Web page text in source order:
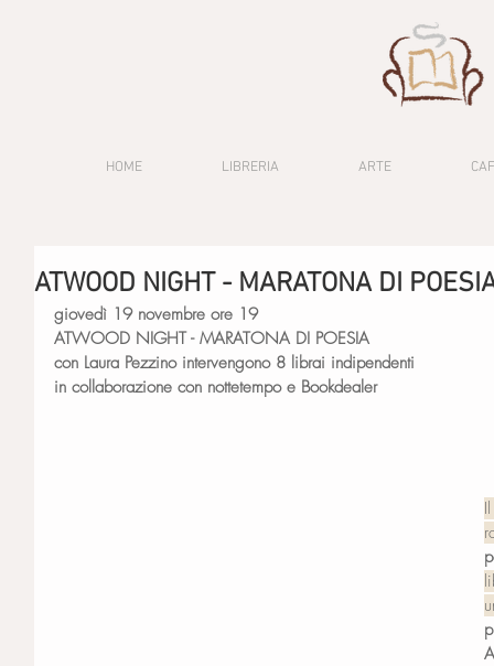
HOME LIBRERIA ARTE
ATWOOD NIGHT - MARATONA DI
giovedì 19 novembre ore 19
ATWOOD NIGHT - MARATONA DI POESIA
con Laura Pezzino intervengono 8 librai indipendenti
in collaborazione con nottetempo e Bookdealer